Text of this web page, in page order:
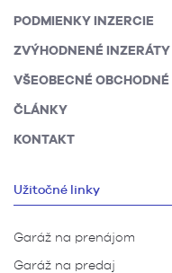
PODMIENKY INZERCIE
ZVÝHODNENÉ
VŠEOBECNÉ
ČLÁNKY
KONTAKT
Užitočné linky
Garáž na prenájom
Garáž na predaj